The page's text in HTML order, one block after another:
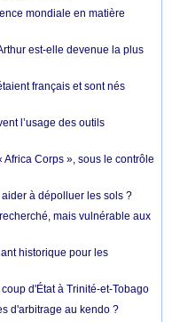
mondiale en matière
est-elle devenue la plus
français et sont nés
l’usage des outils
Corps », sous le contrôle
à dépolluer les sols ?
mais vulnérable aux
historique pour les
d'État à Trinité-et-Tobago
d'arbitrage au kendo ?